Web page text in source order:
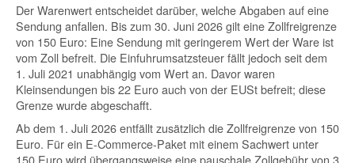
Der Warenwert entscheidet darüber, welche Abgaben auf eine
Sendung anfallen. Bis zum 30. Juni 2026 gilt eine Zollfreigrenze
von 150 Euro: Eine Sendung mit geringerem Wert der Ware ist
vom Zoll befreit. Die Einfuhrumsatzsteuer fällt jedoch seit dem
1. Juli 2021 unabhängig vom Wert an. Davor waren
Kleinsendungen bis 22 Euro auch von der EUSt befreit; diese
Grenze wurde abgeschafft.
Ab dem 1. Juli 2026 entfällt zusätzlich die Zollfreigrenze von 150
Euro. Für ein E-Commerce-Paket mit einem Sachwert unter
150 Euro wird übergangsweise eine pauschale Zollgebühr von 3